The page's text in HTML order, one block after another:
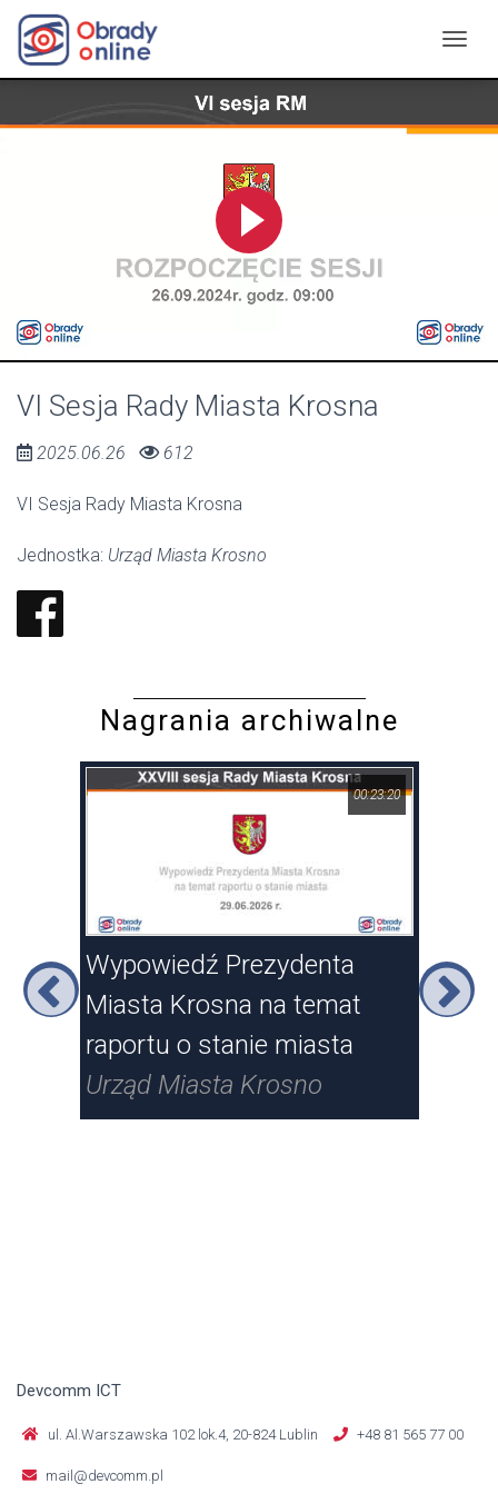
VI Sesja Rady Miasta Krosna
2025.06.26 612
VI Sesja Rady Miasta Krosna
Jednostka: Urząd Miasta Krosno
Nagrania archiwalne
00:23:20
Wypowiedź Prezydenta
Miasta Krosna na temat
raportu o stanie miasta
Urząd Miasta Krosno
Devcomm ICT
ul. Al.Warszawska 102 lok.4, 20-824 Lublin +48 81 565 77 00
mail@devcomm.pl